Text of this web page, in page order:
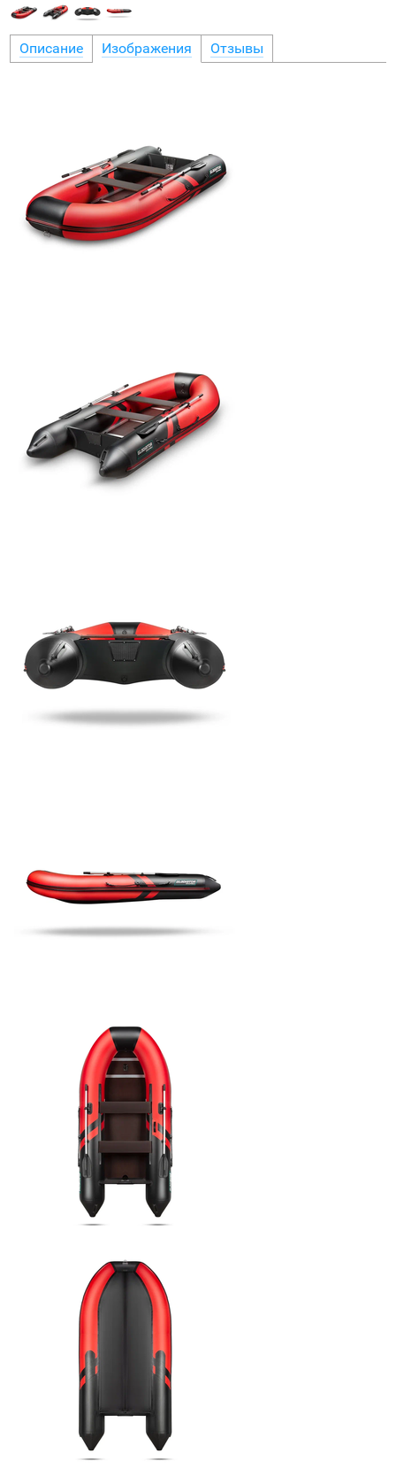
Описание Изображения Отзывы